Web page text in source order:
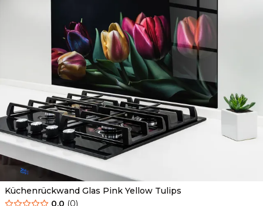
Küchenrückwand Glas Pink Yellow Tulips
0.0 (0)